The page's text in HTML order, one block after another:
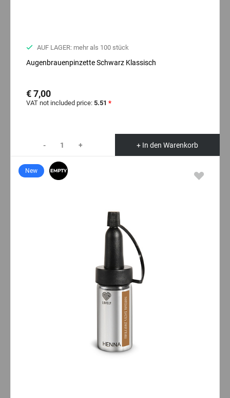
AUF LAGER: mehr als 100 stück
Augenbrauenpinzette Schwarz Klassisch
€ 7,00
VAT not included price: 5.51 *
- + + In den Warenkorb
New